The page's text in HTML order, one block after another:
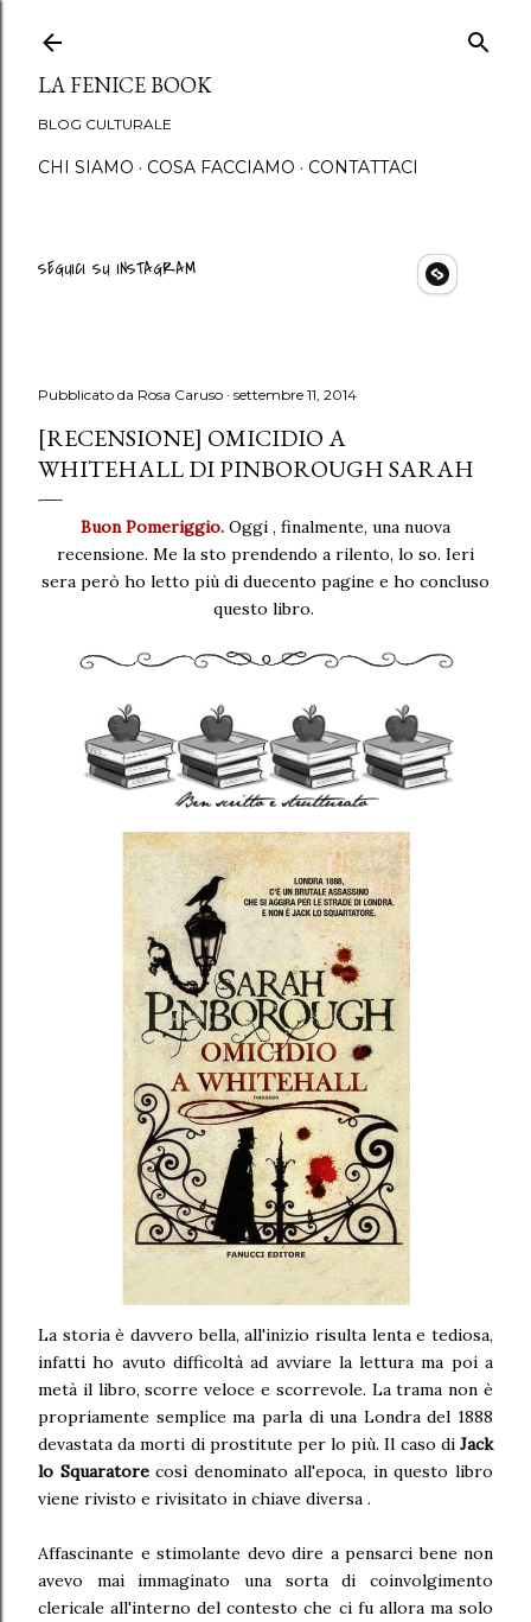
LA FENICE BOOK
BLOG CULTURALE
CHI SIAMO COSA FACCIAMO CONTATTACI
SEGUICI SU INSTAGRAM
Pubblicato da Rosa Caruso settembre 11, 2014
[RECENSIONE] OMICIDIO A
WHITEHALL DI PINBOROUGH SARAH
Buon Pomeriggio. Oggi , finalmente, una nuova
recensione. Me la sto prendendo a rilento, lo so. Ieri
sera però ho letto più di duecento pagine e ho concluso
questo libro.
La storia è davvero bella, all'inizio risulta lenta e tediosa,
infatti ho avuto difficoltà ad avviare la lettura ma poi a
metà il libro, scorre veloce e scorrevole. La trama non è
propriamente semplice ma parla di una Londra del 1888
devastata da morti di prostitute per lo più. Il caso di Jack
lo Squaratorecosì denominato all'epoca, in questo libro
viene rivisto e rivisitato in chiave diversa .
Affascinante e stimolante devo dire a pensarci bene non
avevo mai immaginato una sorta di coinvolgimento
clericale all'interno del contesto che ci fu allora ma solo